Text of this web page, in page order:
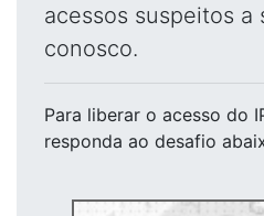
acessos suspeitos a
conosco.
Para liberar o acesso do
responda ao desafio